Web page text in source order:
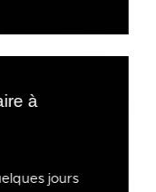
à
jours